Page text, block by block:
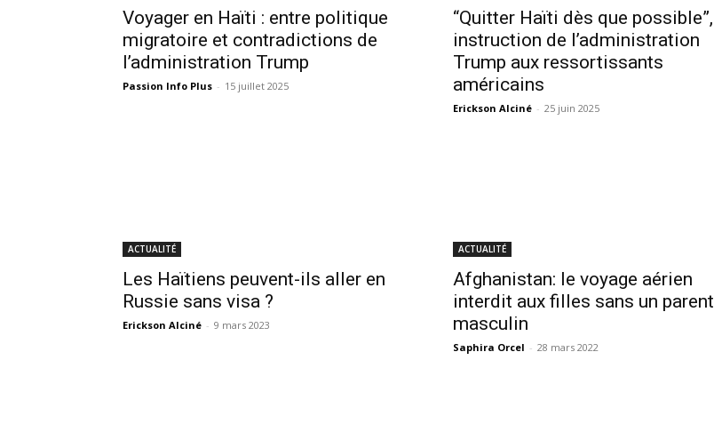
Voyager en Haïti : entre politique
migratoire et contradictions de
l’administration Trump
Passion Info Plus - 15 juillet 2025
“Quitter Haïti dès que possible”,
instruction de l’administration
Trump aux ressortissants
américains
Erickson Alciné - 25 juin 2025
ACTUALITÉ
Les Haïtiens peuvent-ils aller en
Russie sans visa ?
Erickson Alciné - 9 mars 2023
ACTUALITÉ
Afghanistan: le voyage aérien
interdit aux filles sans un parent
masculin
Saphira Orcel - 28 mars 2022